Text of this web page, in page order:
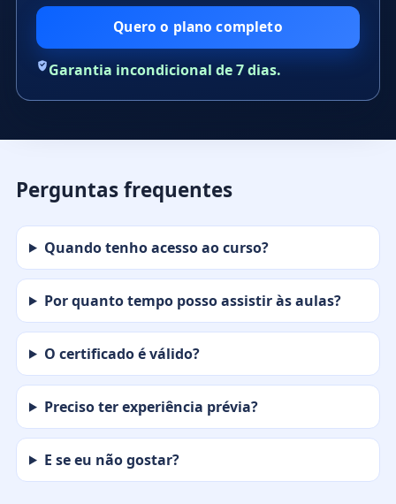
Quero o plano completo
Garantia incondicional de 7 dias.
Perguntas frequentes
Quando tenho acesso ao curso?
Por quanto tempo posso assistir às aulas?
O certificado é válido?
Preciso ter experiência prévia?
E se eu não gostar?